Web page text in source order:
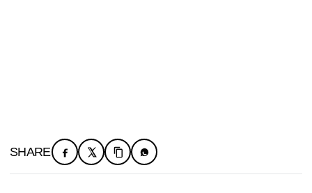
SHARE